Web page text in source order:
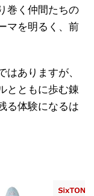
巻く仲間たちの
マを明るく、前
はありますが、
とともに歩む錬
る体験になるは